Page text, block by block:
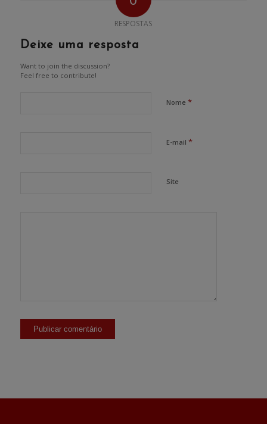
RESPOSTAS
Deixe uma resposta
Want to join the discussion?
Feel free to contribute!
Nome *
E-mail *
Site